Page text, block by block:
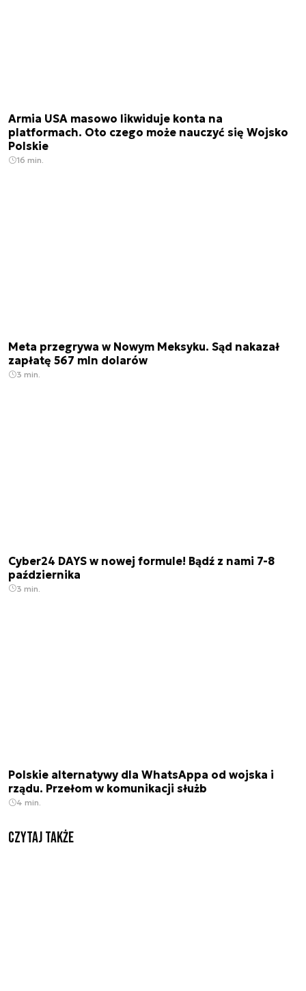
Armia USA masowo likwiduje konta na
platformach. Oto czego może nauczyć się Wojsko
Polskie
16 min.
Meta przegrywa w Nowym Meksyku. Sąd nakazał
zapłatę 567 mln dolarów
3 min.
Cyber24 DAYS w nowej formule! Bądź z nami 7-8
października
3 min.
Polskie alternatywy dla WhatsAppa od wojska i
rządu. Przełom w komunikacji służb
4 min.
Czytaj także